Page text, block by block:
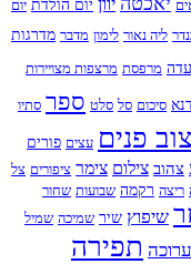
יום הולדת יום
ליה נאור לימון מדבר מדרגות
מרפסת מרצפות מצויירות
סיכום סל סלט ספר סתיו
פנים עצים פורים
צילום צימר ציפורים צל
רקמה שבועות שחור
שיפוץ שיר שמיכה שמיל
תפירה